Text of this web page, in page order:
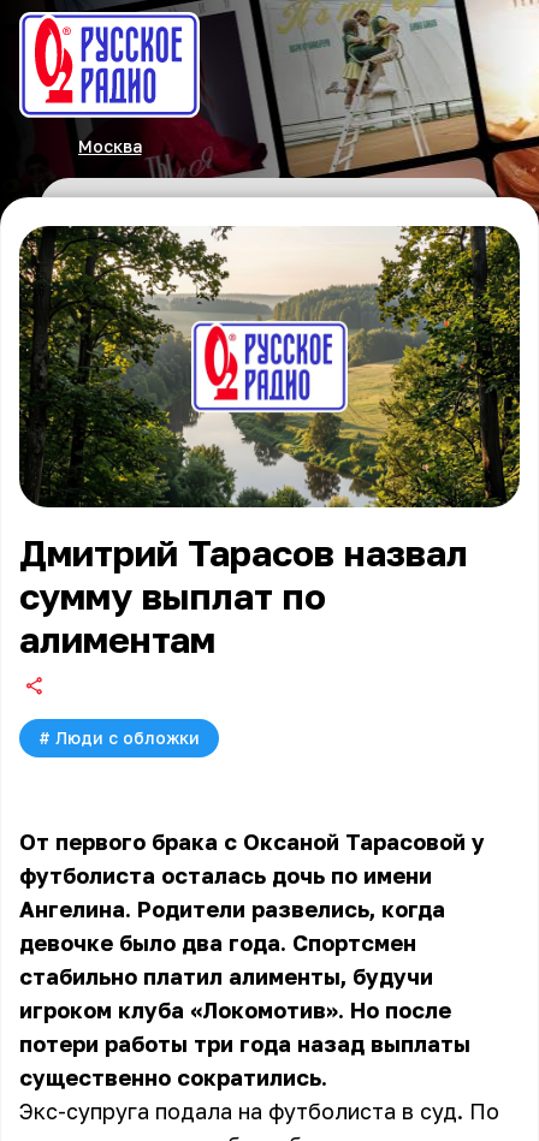
Москва
Дмитрий Тарасов назвал
сумму выплат по
алиментам
# Люди с обложки
От первого брака с Оксаной Тарасовой у
футболиста осталась дочь по имени
Ангелина. Родители развелись, когда
девочке было два года. Спортсмен
стабильно платил алименты, будучи
игроком клуба «Локомотив». Но после
потери работы три года назад выплаты
существенно сократились.
Экс-супруга подала на футболиста в суд. По